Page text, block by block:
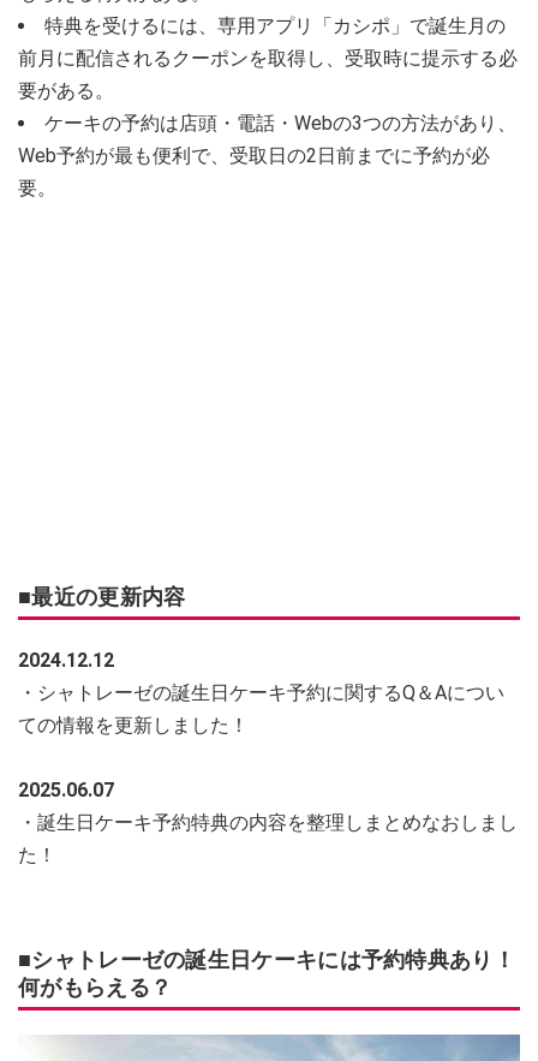
特典を受けるには、専用アプリ「カシポ」で誕生月の
前月に配信されるクーポンを取得し、受取時に提示する必
要がある。
ケーキの予約は店頭・電話・Webの3つの方法があり、
Web予約が最も便利で、受取日の2日前までに予約が必
要。
■最近の更新内容
2024.12.12
・シャトレーゼの誕生日ケーキ予約に関するQ＆Aについ
ての情報を更新しました！
2025.06.07
・誕生日ケーキ予約特典の内容を整理しまとめなおしまし
た！
■シャトレーゼの誕生日ケーキには予約特典あり！
何がもらえる？